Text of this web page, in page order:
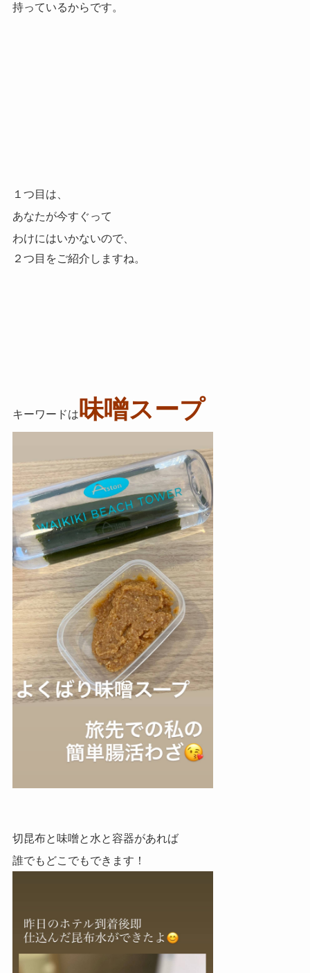
持っているからです。
１つ目は、
あなたが今すぐって
わけにはいかないので、
２つ目をご紹介しますね。
キーワードは味噌スープ
切昆布と味噌と水と容器があれば
誰でもどこでもできます！